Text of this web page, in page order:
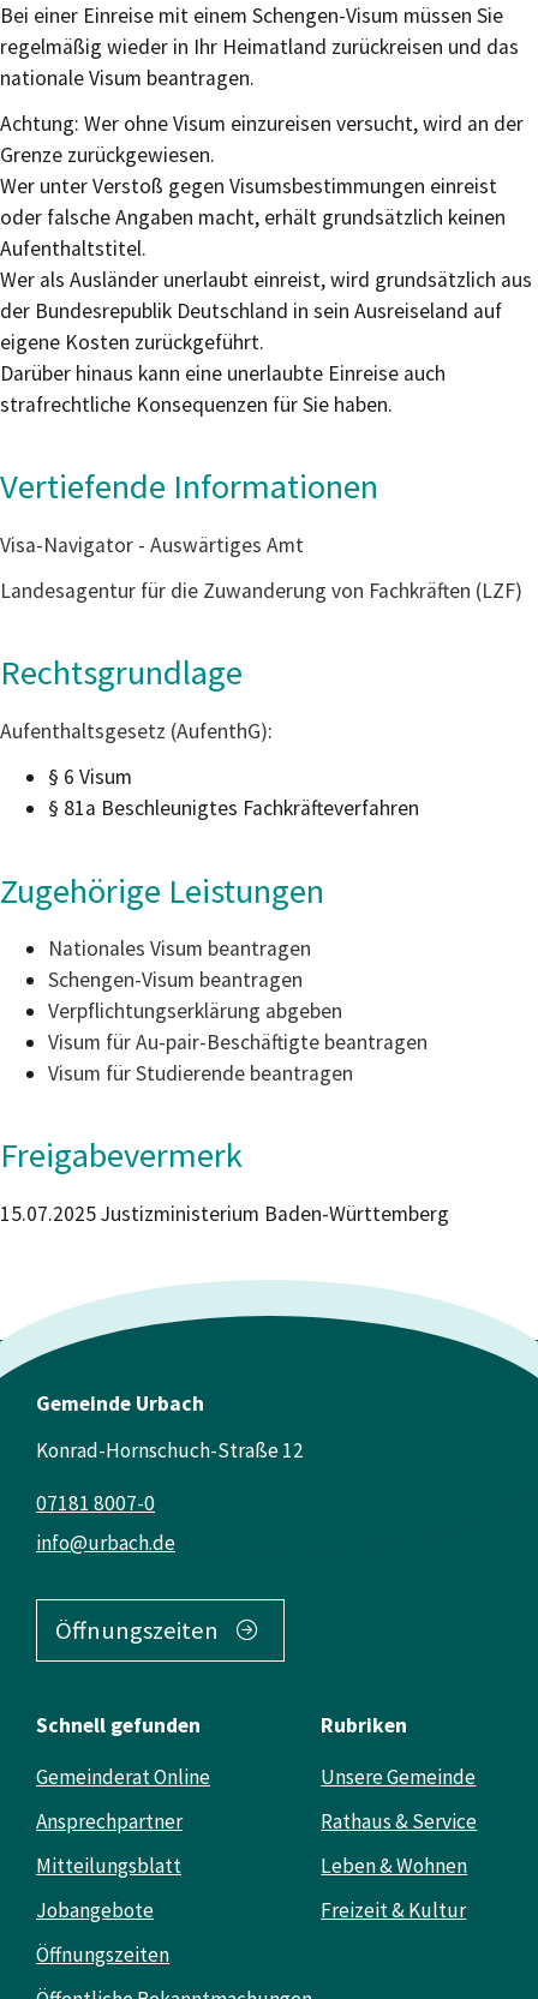
Bei einer Einreise mit einem Schengen-Visum müssen Sie
regelmäßig wieder in Ihr Heimatland zurückreisen und das
nationale Visum beantragen.
Achtung: Wer ohne Visum einzureisen versucht, wird an der
Grenze zurückgewiesen.
Wer unter Verstoß gegen Visumsbestimmungen einreist
oder falsche Angaben macht, erhält grundsätzlich keinen
Aufenthaltstitel.
Wer als Ausländer unerlaubt einreist, wird grundsätzlich aus
der Bundesrepublik Deutschland in sein Ausreiseland auf
eigene Kosten zurückgeführt.
Darüber hinaus kann eine unerlaubte Einreise auch
strafrechtliche Konsequenzen für Sie haben.
Vertiefende Informationen
Visa-Navigator - Auswärtiges Amt
Landesagentur für die Zuwanderung von Fachkräften (LZF)
Rechtsgrundlage
Aufenthaltsgesetz (AufenthG):
§ 6 Visum
§ 81a Beschleunigtes Fachkräfteverfahren
Zugehörige Leistungen
Nationales Visum beantragen
Schengen-Visum beantragen
Verpflichtungserklärung abgeben
Visum für Au-pair-Beschäftigte beantragen
Visum für Studierende beantragen
Freigabevermerk
15.07.2025 Justizministerium Baden-Württemberg
Gemeinde Urbach
Konrad-Hornschuch-Straße 12
info@urbach.de
07181 8007-0
Öffnungszeiten
Schnell gefunden
Gemeinderat Online
Ansprechpartner
Mitteilungsblatt
Jobangebote
Öffnungszeiten
Rubriken
Unsere Gemeinde
Rathaus & Service
Leben & Wohnen
Freizeit & Kultur